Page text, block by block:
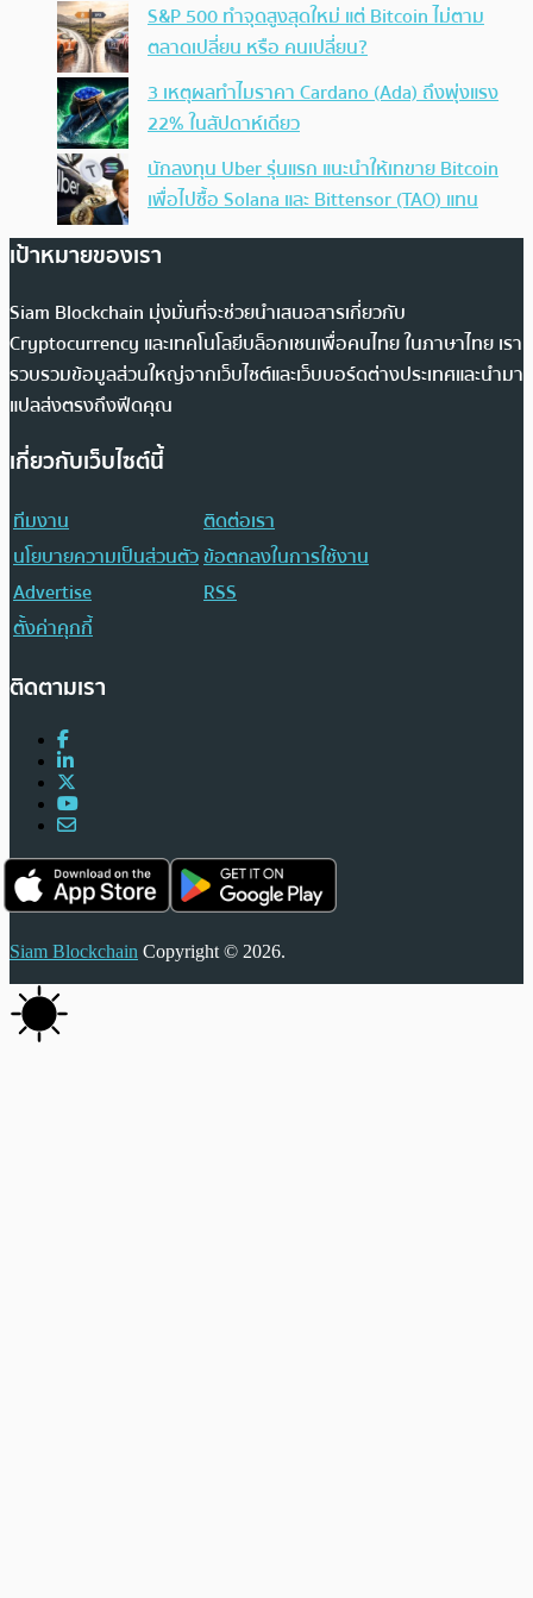
S&P 500 ทำจุดสูงสุดใหม่ แต่ Bitcoin ไม่ตาม
ตลาดเปลี่ยน หรือ คนเปลี่ยน?
3 เหตุผลทำไมราคา Cardano (Ada) ถึงพุ่งแรง
22% ในสัปดาห์เดียว
นักลงทุน Uber รุ่นแรก แนะนำให้เทขาย Bitcoin
เพื่อไปซื้อ Solana และ Bittensor (TAO) แทน
เป้าหมายของเรา
Siam Blockchain มุ่งมั่นที่จะช่วยนำเสนอสารเกี่ยวกับ
Cryptocurrency และเทคโนโลยีบล็อกเชนเพื่อคนไทย ในภาษาไทย เรา
รวบรวมข้อมูลส่วนใหญ่จากเว็บไซต์และเว็บบอร์ดต่างประเทศและนำมา
แปลส่งตรงถึงฟีดคุณ
เกี่ยวกับเว็บไซต์นี้
ทีมงาน
ติดต่อเรา
นโยบายความเป็นส่วนตัวข้อตกลงในการใช้งาน
Advertise
RSS
ตั้งค่าคุกกี้
ติดตามเรา
Siam Blockchain Copyright © 2026.